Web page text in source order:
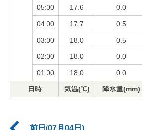
05:00 17.6 0.0
04:00 17.7 0.5
03:00 18.0 0.5
02:00 18.0 0.0
01:00 18.0 0.0
日時 気温(℃) 降水量(mm)
前日(07月04日)